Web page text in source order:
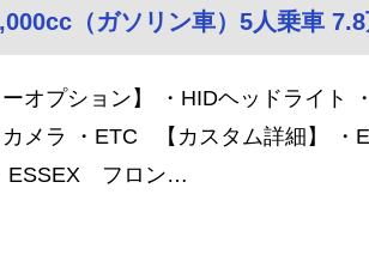
（ガソリン車）5人乗車
ーオプション】 ・HIDヘッドライト
カメラ ・ETC 【カスタム詳細】
ESSEX フロン…